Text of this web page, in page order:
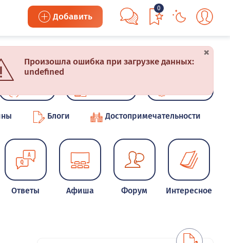
Добавить
0
×
Произошла ошибка при загрузке данных:
undefined
Блоги Достопримечательности
Ответы Афиша Форум Интересное